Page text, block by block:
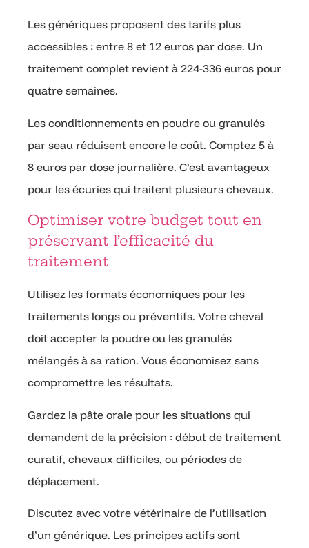
Les génériques proposent des tarifs plus
accessibles : entre 8 et 12 euros par dose. Un
traitement complet revient à 224-336 euros pour
quatre semaines.
Les conditionnements en poudre ou granulés
par seau réduisent encore le coût. Comptez 5 à
8 euros par dose journalière. C’est avantageux
pour les écuries qui traitent plusieurs chevaux.
Optimiser votre budget tout en
préservant l’efficacité du
traitement
Utilisez les formats économiques pour les
traitements longs ou préventifs. Votre cheval
doit accepter la poudre ou les granulés
mélangés à sa ration. Vous économisez sans
compromettre les résultats.
Gardez la pâte orale pour les situations qui
demandent de la précision : début de traitement
curatif, chevaux difficiles, ou périodes de
déplacement.
Discutez avec votre vétérinaire de l’utilisation
d’un générique. Les principes actifs sont